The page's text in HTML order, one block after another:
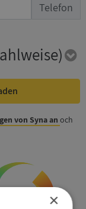
Telefon
von Syna an och
×